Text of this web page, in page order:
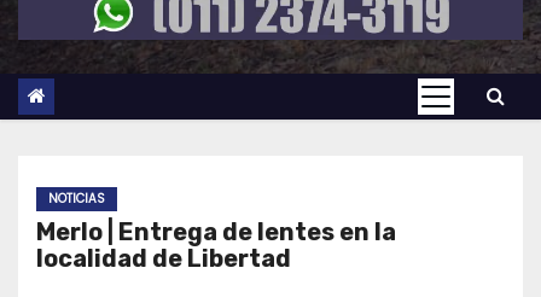
NOTICIAS
Merlo | Entrega de lentes en la
localidad de Libertad